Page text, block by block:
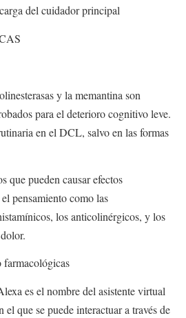
del cuidador principal
y la memantina son
para el deterioro cognitivo leve.
en el DCL, salvo en las formas
que pueden causar efectos
pensamiento como las
los anticolinérgicos, y los
farmacológicas
es el nombre del asistente virtual
que se puede interactuar a través de